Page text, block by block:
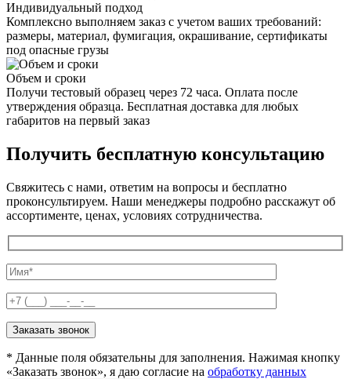
Индивидуальный подход
Комплексно выполняем заказ с учетом ваших требований:
размеры, материал, фумигация, окрашивание, сертификаты
под опасные грузы
Объем и сроки
Получи тестовый образец через 72 часа. Оплата после
утверждения образца. Бесплатная доставка для любых
габаритов на первый заказ
Получить бесплатную консультацию
Свяжитесь с нами, ответим на вопросы и бесплатно
проконсультируем. Наши менеджеры подробно расскажут об
ассортименте, ценах, условиях сотрудничества.
* Данные поля обязательны для заполнения. Нажимая кнопку
«Заказать звонок», я даю согласие на обработку данных